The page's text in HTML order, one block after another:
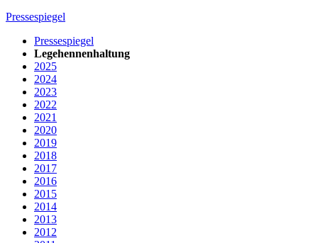
Pressespiegel
Pressespiegel
Legehennenhaltung
2025
2024
2023
2022
2021
2020
2019
2018
2017
2016
2015
2014
2013
2012